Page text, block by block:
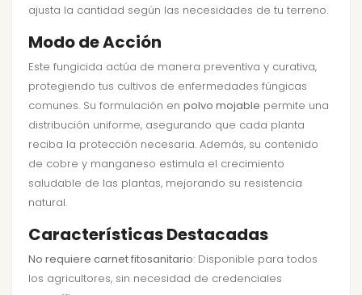
ajusta la cantidad según las necesidades de tu terreno.
Modo de Acción
Este fungicida actúa de manera preventiva y curativa,
protegiendo tus cultivos de enfermedades fúngicas
comunes. Su formulación en polvo mojable permite una
distribución uniforme, asegurando que cada planta
reciba la protección necesaria. Además, su contenido
de cobre y manganeso estimula el crecimiento
saludable de las plantas, mejorando su resistencia
natural.
Características Destacadas
No requiere carnet fitosanitario: Disponible para todos
los agricultores, sin necesidad de credenciales